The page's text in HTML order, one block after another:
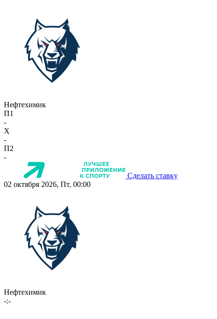
Нефтехимик
П1
-
X
-
П2
-
Сделать ставку
02 октября 2026, Пт, 00:00
Нефтехимик
-:-